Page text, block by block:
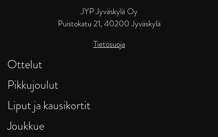
JYP Jyväskylä Oy
Puistokatu 21, 40200 Jyväskylä
Tietosuoja
Ottelut
Pikkujoulut
Liput ja kausikortit
Joukkue